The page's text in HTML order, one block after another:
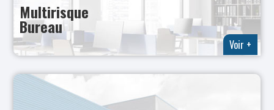
Multirisque
Bureau
Voir +